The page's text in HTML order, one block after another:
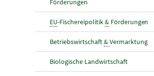
EU-Fischereipolitik& Förderungen
Betriebswirtschaft& Vermarktung
Biologische Landwirtschaft